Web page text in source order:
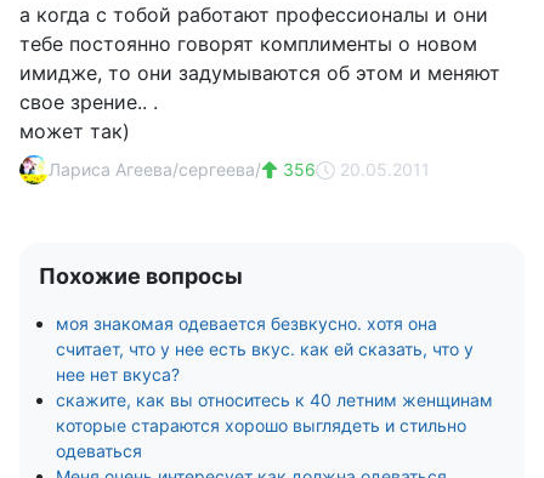
а когда с тобой работают профессионалы и они
тебе постоянно говорят комплименты о новом
имидже, то они задумываются об этом и меняют
свое зрение.. .
может так)
Лариса Агеева/сергеева/ 356 20.05.2011
Похожие вопросы
моя знакомая одевается безвкусно. хотя она
считает, что у нее есть вкус. как ей сказать, что у
нее нет вкуса?
скажите, как вы относитесь к 40 летним женщинам
которые стараются хорошо выглядеть и стильно
одеваться